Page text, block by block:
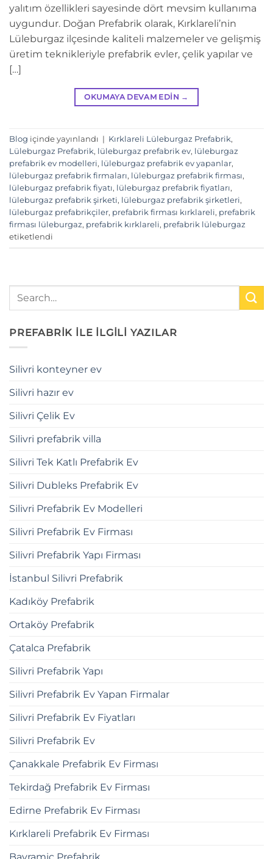
yalıtım özellikleri sayesinde dört mevsim kullanıma
uygundur. Doğan Prefabrik olarak, Kırklareli’nin
Lüleburgaz ilçesinde kaliteli malzemeler ve gelişmiş
üretim teknikleriyle prefabrik evler, çelik yapılar ve
[…]
OKUMAYA DEVAM EDIN →
Blog içinde yayınlandı | Kırklareli Lüleburgaz Prefabrik,
Lüleburgaz Prefabrik, lüleburgaz prefabrik ev, lüleburgaz
prefabrik ev modelleri, lüleburgaz prefabrik ev yapanlar,
lüleburgaz prefabrik firmaları, lüleburgaz prefabrik firması,
lüleburgaz prefabrik fiyatı, lüleburgaz prefabrik fiyatları,
lüleburgaz prefabrik şirketi, lüleburgaz prefabrik şirketleri,
lüleburgaz prefabrikçiler, prefabrik firması kırklareli, prefabrik
firması lüleburgaz, prefabrik kırklareli, prefabrik lüleburgaz
etiketlendi
PREFABRİK İLE İLGİLİ YAZILAR
Silivri konteyner ev
Silivri hazır ev
Silivri Çelik Ev
Silivri prefabrik villa
Silivri Tek Katlı Prefabrik Ev
Silivri Dubleks Prefabrik Ev
Silivri Prefabrik Ev Modelleri
Silivri Prefabrik Ev Firması
Silivri Prefabrik Yapı Firması
İstanbul Silivri Prefabrik
Kadıköy Prefabrik
Ortaköy Prefabrik
Çatalca Prefabrik
Silivri Prefabrik Yapı
Silivri Prefabrik Ev Yapan Firmalar
Silivri Prefabrik Ev Fiyatları
Silivri Prefabrik Ev
Çanakkale Prefabrik Ev Firması
Tekirdağ Prefabrik Ev Firması
Edirne Prefabrik Ev Firması
Kırklareli Prefabrik Ev Firması